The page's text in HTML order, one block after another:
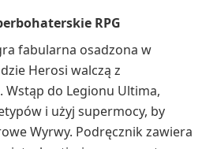
RPG
fabularna osadzona w
Herosi walczą z
Wstąp do Legionu Ultima,
i użyj supermocy, by
Wyrwy. Podręcznik zawiera